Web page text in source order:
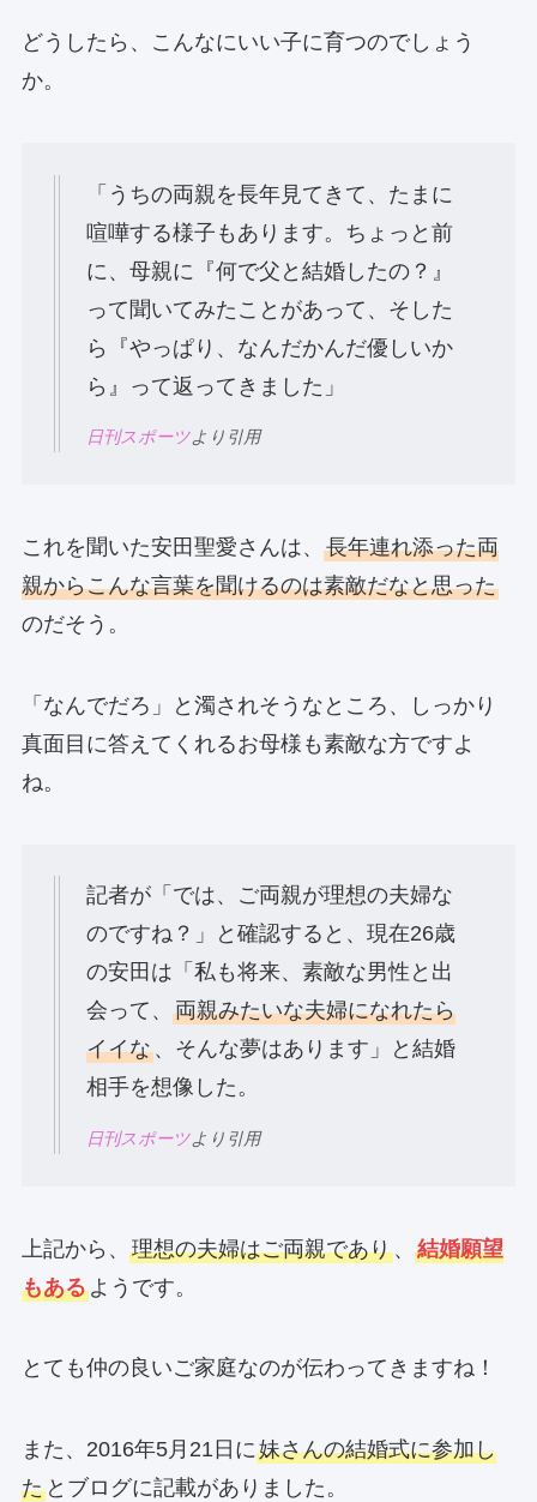
どうしたら、こんなにいい子に育つのでしょう
か。
「うちの両親を長年見てきて、たまに
喧嘩する様子もあります。ちょっと前
に、母親に『何で父と結婚したの？』
って聞いてみたことがあって、そした
ら『やっぱり、なんだかんだ優しいか
ら』って返ってきました」
日刊スポーツより引用
これを聞いた安田聖愛さんは、 長年連れ添った両
親からこんな言葉を聞けるのは素敵だなと思った
のだそう。
「なんでだろ」と濁されそうなところ、しっかり
真面目に答えてくれるお母様も素敵な方ですよ
ね。
記者が「では、ご両親が理想の夫婦な
のですね？」と確認すると、現在26歳
の安田は「私も将来、素敵な男性と出
会って、 両親みたいな夫婦になれたら
イイな、そんな夢はあります」と結婚
相手を想像した。
日刊スポーツより引用
上記から、 理想の夫婦はご両親であり、 結婚願望
もあるようです。
とても仲の良いご家庭なのが伝わってきますね！
また、2016年5月21日に妹さんの結婚式に参加し
たとブログに記載がありました。